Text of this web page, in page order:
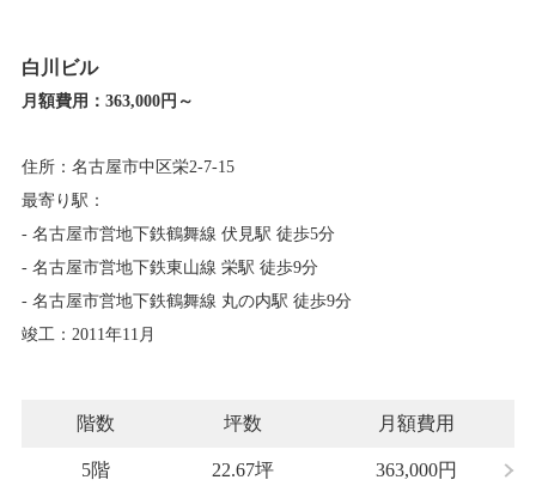
白川ビル
月額費用： 363,000円～
住所：名古屋市中区栄2-7-15
最寄り駅：
- 名古屋市営地下鉄鶴舞線 伏見駅 徒歩5分
- 名古屋市営地下鉄東山線 栄駅 徒歩9分
- 名古屋市営地下鉄鶴舞線 丸の内駅 徒歩9分
竣工：2011年11月
階数 坪数 月額費用
5階 22.67坪 363,000円